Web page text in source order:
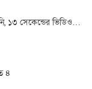
১৩ সেকেন্ডের ভিডিও…
৪